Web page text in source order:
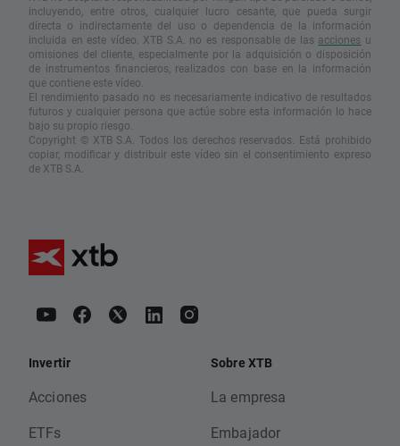
incluyendo, entre otros, cualquier lucro cesante, que pueda surgir
directa o indirectamente del uso o dependencia de la información
incluida en este vídeo. XTB S.A. no es responsable de las acciones u
omisiones del cliente, especialmente por la adquisición o disposición
de instrumentos financieros, realizados con base en la información
que contiene este vídeo.
El rendimiento pasado no es necesariamente indicativo de resultados
futuros y cualquier persona que actúe sobre esta información lo hace
bajo su propio riesgo.
Copyright © XTB S.A. Todos los derechos reservados. Está prohibido
copiar, modificar y distribuir este vídeo sin el consentimiento expreso
de XTB S.A.
Invertir
Acciones
ETFs
Sobre XTB
La empresa
Embajador